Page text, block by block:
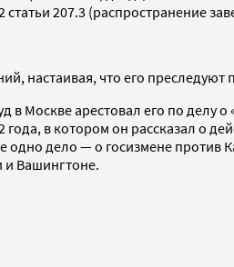
статьи 207.3
настаивая, что его преследуют
в Москве арестовал его по
в котором он рассказал о
дело — о госизмене против
и Вашингтоне.